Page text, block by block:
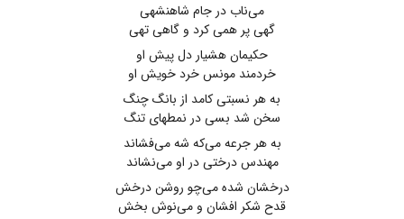
می‌ناب در جام شاهنشهی
گهی پر همی کرد و گاهی تهی
حکیمان هشیار دل پیش او
خردمند مونس خرد خویش او
به هر نسبتی کامد از بانگ چنگ
سخن شد بسی در نمطهای تنگ
به هر جرعه می‌که شه می‌فشاند
مهندس درختی در او می‌نشاند
درخشان شده می‌چو روشن درخش
قدح شکر افشان و می‌نوش بخش